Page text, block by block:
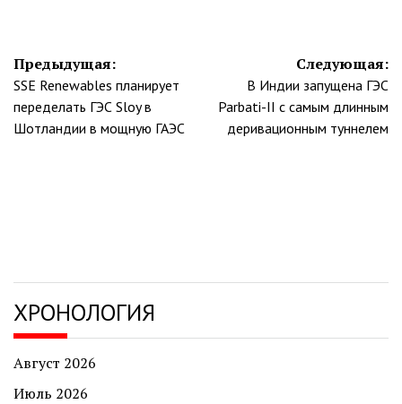
Навигация
по
записям
Предыдущая:
SSE Renewables планирует
переделать ГЭС Sloy в
Шотландии в мощную ГАЭС
Следующая:
В Индии запущена ГЭС
Parbati-II с самым длинным
деривационным туннелем
ХРОНОЛОГИЯ
Август 2026
Июль 2026